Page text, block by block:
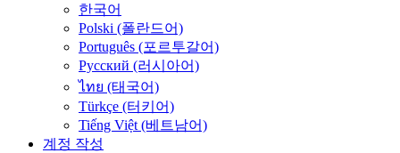
한국어
Polski (폴란드어)
Português (포르투갈어)
Русский (러시아어)
ไทย (태국어)
Türkçe (터키어)
Tiếng Việt (베트남어)
계정 작성